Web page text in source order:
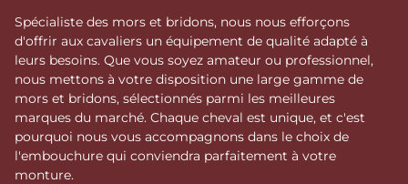
Spécialiste des mors et bridons, nous nous efforçons
d'offrir aux cavaliers un équipement de qualité adapté à
leurs besoins. Que vous soyez amateur ou professionnel,
nous mettons à votre disposition une large gamme de
mors et bridons, sélectionnés parmi les meilleures
marques du marché. Chaque cheval est unique, et c'est
pourquoi nous vous accompagnons dans le choix de
l'embouchure qui conviendra parfaitement à votre
monture.